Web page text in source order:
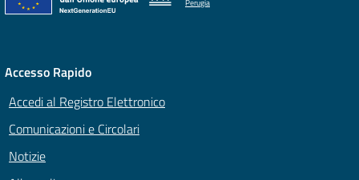
Perugia
Accesso Rapido
Accedi al Registro Elettronico
Comunicazioni e Circolari
Notizie